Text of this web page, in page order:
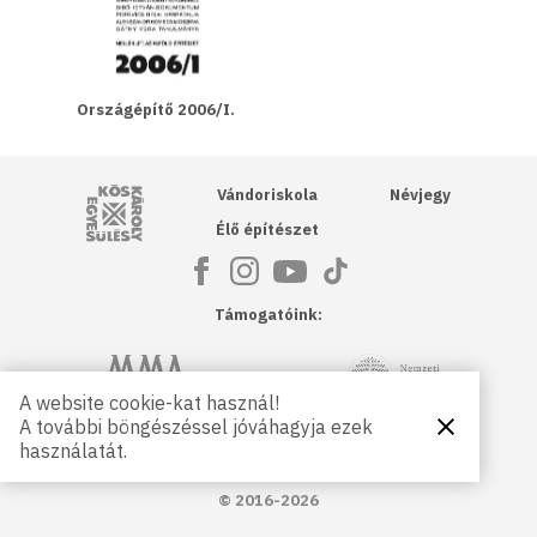
Országépítő 2006/I.
Kós Károly Egyesülés
Vándoriskola
Élő építészet
Névjegy
Támogatóink:
Magyar Művészeti Akadémia NKA
Petőfi Kulturális Ügynökség
© 2016-2026
A website cookie-kat használ!
A további böngészéssel jóváhagyja ezek
használatát.
Bezárás